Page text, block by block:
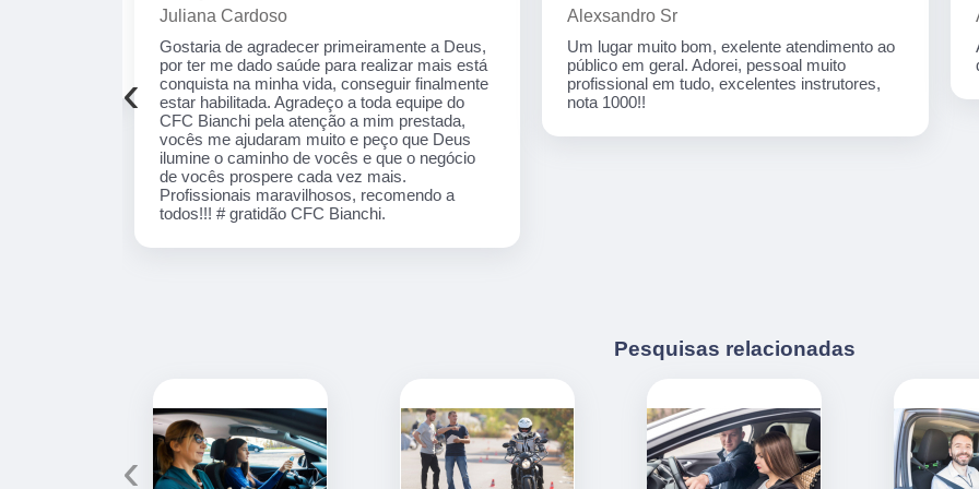
Alexsandro Sr
Um lugar muito bom, exelente atendimento ao
público em geral. Adorei, pessoal muito
profissional em tudo, excelentes instrutores,
nota 1000!!
Artecom informatica
Atendimento especial, professores
qualificados, serviços de qualidade.
‹
Pesquisas relacionadas
‹